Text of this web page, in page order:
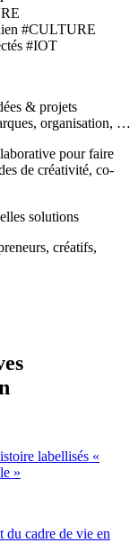
#CULTURE
#IOT
& projets
organisation, …
pour faire
de créativité, co-
solutions
créatifs,
labellisés «
»
du cadre de vie en